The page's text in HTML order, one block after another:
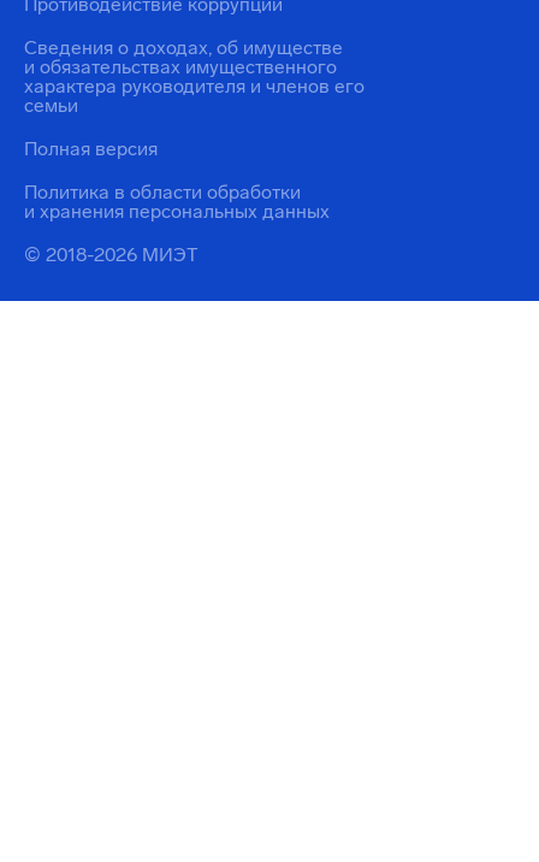
© 2018-2026 МИЭТ
Политика в области обработки
и хранения персональных данных
Сведения о доходах, об имуществе
и обязательствах имущественного
характера руководителя и членов его
семьи
Полная версия